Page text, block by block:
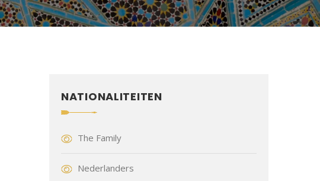
NATIONALITEITEN
The Family
Nederlanders